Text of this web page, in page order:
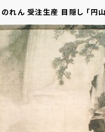
のれん 受注生産 目隠し 「円
家具・インテリア ファブリック
ロシナンテ！オンライン - 総
ピングサイト -